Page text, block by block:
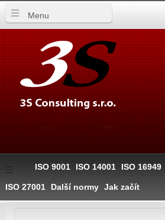
Menu
ISO 9001 ISO 14001 ISO 16949
ISO 27001 Další normy Jak začít